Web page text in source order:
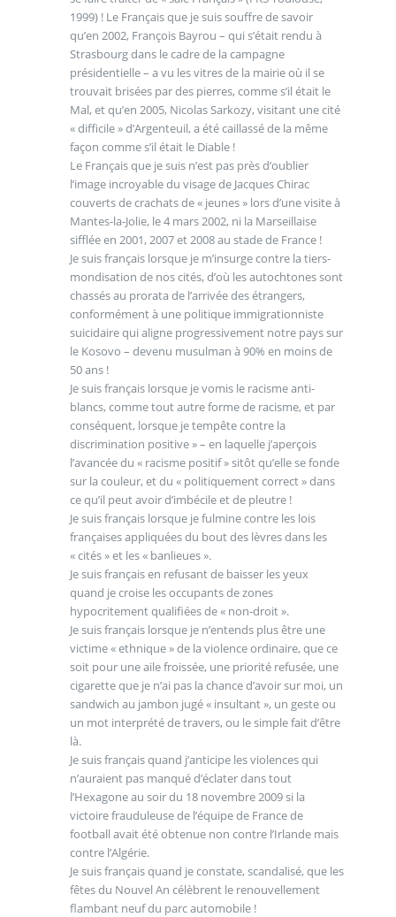
1999) ! Le Français que je suis souffre de savoir
qu’en 2002, François Bayrou – qui s’était rendu à
Strasbourg dans le cadre de la campagne
présidentielle – a vu les vitres de la mairie où il se
trouvait brisées par des pierres, comme s’il était le
Mal, et qu’en 2005, Nicolas Sarkozy, visitant une cité
« difficile » d’Argenteuil, a été caillassé de la même
façon comme s’il était le Diable !
Le Français que je suis n’est pas près d’oublier
l’image incroyable du visage de Jacques Chirac
couverts de crachats de « jeunes » lors d’une visite à
Mantes-la-Jolie, le 4 mars 2002, ni la Marseillaise
sifflée en 2001, 2007 et 2008 au stade de France !
Je suis français lorsque je m’insurge contre la tiers-
mondisation de nos cités, d’où les autochtones sont
chassés au prorata de l’arrivée des étrangers,
conformément à une politique immigrationniste
suicidaire qui aligne progressivement notre pays sur
le Kosovo – devenu musulman à 90% en moins de
50 ans !
Je suis français lorsque je vomis le racisme anti-
blancs, comme tout autre forme de racisme, et par
conséquent, lorsque je tempête contre la
discrimination positive » – en laquelle j’aperçois
l’avancée du « racisme positif » sitôt qu’elle se fonde
sur la couleur, et du « politiquement correct » dans
ce qu’il peut avoir d’imbécile et de pleutre !
Je suis français lorsque je fulmine contre les lois
françaises appliquées du bout des lèvres dans les
« cités » et les « banlieues ».
Je suis français en refusant de baisser les yeux
quand je croise les occupants de zones
hypocritement qualifiées de « non-droit ».
Je suis français lorsque je n’entends plus être une
victime « ethnique » de la violence ordinaire, que ce
soit pour une aile froissée, une priorité refusée, une
cigarette que je n’ai pas la chance d’avoir sur moi, un
sandwich au jambon jugé « insultant », un geste ou
un mot interprété de travers, ou le simple fait d’être
là.
Je suis français quand j’anticipe les violences qui
n’auraient pas manqué d’éclater dans tout
l’Hexagone au soir du 18 novembre 2009 si la
victoire frauduleuse de l’équipe de France de
football avait été obtenue non contre l’Irlande mais
contre l’Algérie.
Je suis français quand je constate, scandalisé, que les
fêtes du Nouvel An célèbrent le renouvellement
flambant neuf du parc automobile !